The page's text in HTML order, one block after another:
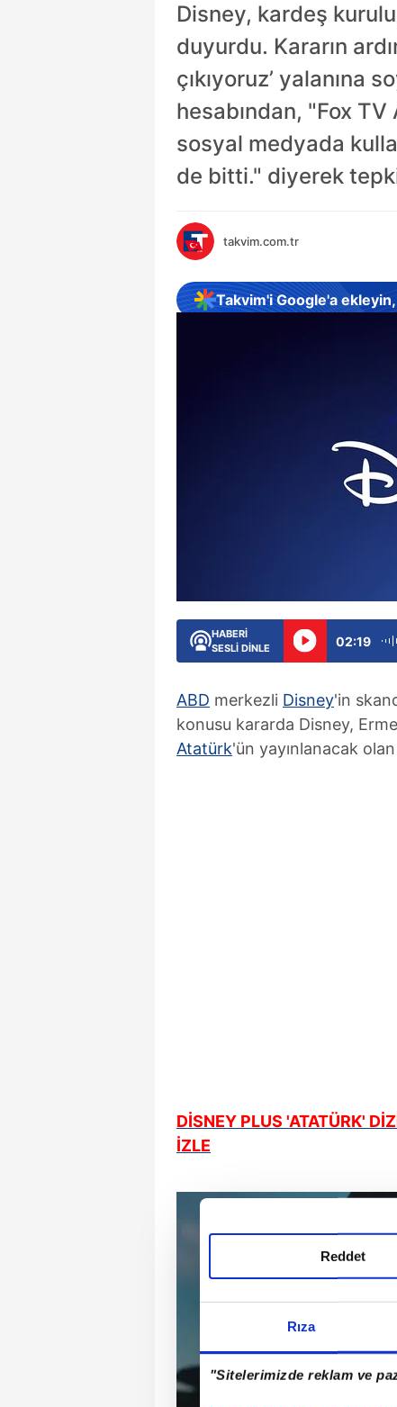
Rıza
"Sitelerimizde reklam ve
Reddet
Disney, kardeş
duyurdu. Kararın
çıkıyoruz’ yalanına
hesabından, "Fox
sosyal medyada
de bitti." diyerek
takvim.com.tr
Takvim'i Google'a
HABERİ
SESLİ DİNLE
02:19
ABD merkezli Disney'in
konusu kararda Disney,
Atatürk'ün yayınlanacak
DİSNEY PLUS 'ATATÜRK'
İZLE